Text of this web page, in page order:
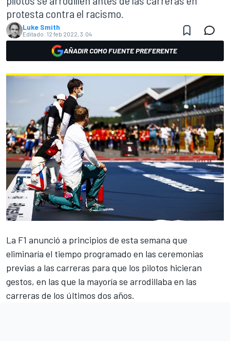
protesta contra el racismo.
Luke Smith
Editado: 12 feb 2022, 3:04
AÑADIR COMO FUENTE PREFERENTE
La F1 anunció a principios de esta semana que
eliminaría el tiempo programado en las ceremonias
previas a las carreras para que los pilotos hicieran
gestos, en las que la mayoría se arrodillaba en las
carreras de los últimos dos años.